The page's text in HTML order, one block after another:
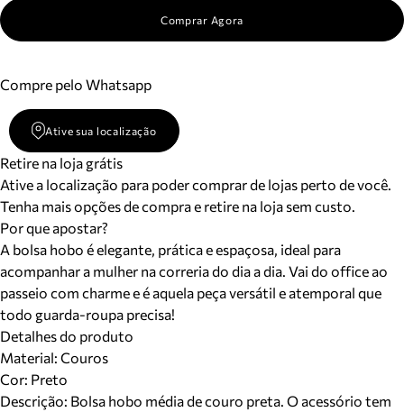
Comprar Agora
Compre pelo Whatsapp
Ative sua localização
Retire na loja grátis
Ative a localização para poder comprar de lojas perto de você.
Tenha mais opções de compra e retire na loja sem custo.
Por que apostar?
A bolsa hobo é elegante, prática e espaçosa, ideal para
acompanhar a mulher na correria do dia a dia. Vai do office ao
passeio com charme e é aquela peça versátil e atemporal que
todo guarda-roupa precisa!
Detalhes do produto
Material: Couros
Cor: Preto
Descrição: Bolsa hobo média de couro preta. O acessório tem